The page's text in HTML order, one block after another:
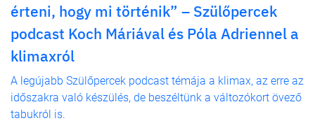
érteni, hogy mi történik” – Szülőpercek
podcast Koch Máriával és Póla Adriennel a
klimaxról
A legújabb Szülőpercek podcast témája a klimax, az erre az
időszakra való készülés, de beszéltünk a változókort övező
tabukról is.